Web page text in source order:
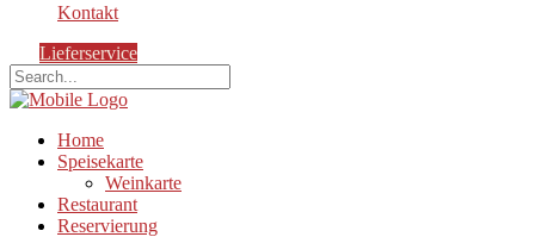
Kontakt
Lieferservice
Home
Speisekarte
Weinkarte
Restaurant
Reservierung